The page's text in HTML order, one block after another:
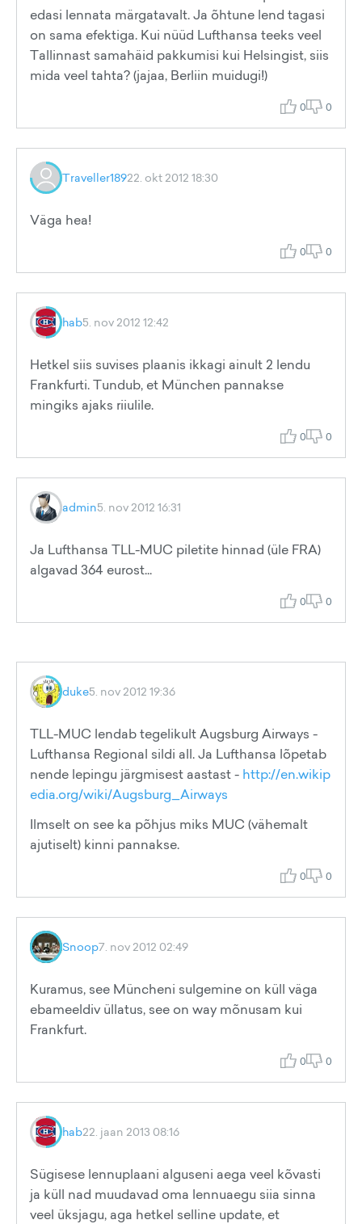
edasi lennata märgatavalt. Ja õhtune lend tagasi
on sama efektiga. Kui nüüd Lufthansa teeks veel
Tallinnast samahäid pakkumisi kui Helsingist, siis
mida veel tahta? (jajaa, Berliin muidugi!)
0 0
Traveller18922. okt 2012 18:30
Väga hea!
0 0
hab5. nov 2012 12:42
Hetkel siis suvises plaanis ikkagi ainult 2 lendu
Frankfurti. Tundub, et München pannakse
mingiks ajaks riiulile.
0 0
admin5. nov 2012 16:31
Ja Lufthansa TLL-MUC piletite hinnad (üle FRA)
algavad 364 eurost...
0 0
duke5. nov 2012 19:36
TLL-MUC lendab tegelikult Augsburg Airways -
Lufthansa Regional sildi all. Ja Lufthansa lõpetab
nende lepingu järgmisest aastast - http://en.wikip
edia.org/wiki/Augsburg_Airways
Ilmselt on see ka põhjus miks MUC (vähemalt
ajutiselt) kinni pannakse.
0 0
Snoop7. nov 2012 02:49
Kuramus, see Müncheni sulgemine on küll väga
ebameeldiv üllatus, see on way mõnusam kui
Frankfurt.
0 0
hab22. jaan 2013 08:16
Sügisese lennuplaani alguseni aega veel kõvasti
ja küll nad muudavad oma lennuaegu siia sinna
veel üksjagu, aga hetkel selline update, et